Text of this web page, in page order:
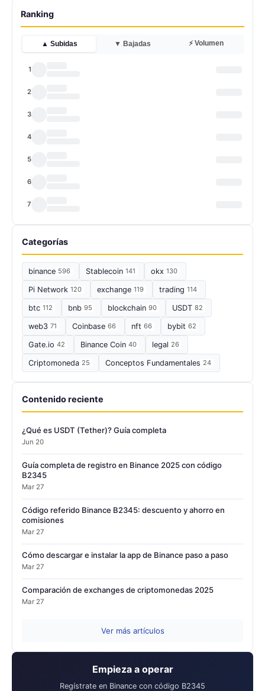
Ranking
▲ Subidas ▼ Bajadas ⚡ Volumen
1
2
3
4
5
6
7
Categorías
binance 596 Stablecoin 141 okx 130
Pi Network 120 exchange 119 trading 114
btc 112 bnb 95 blockchain 90 USDT 82
web3 71 Coinbase 66 nft 66 bybit 62
Gate.io 42 Binance Coin 40 legal 26
Criptomoneda 25 Conceptos Fundamentales 24
Contenido reciente
¿Qué es USDT (Tether)? Guía completa
Jun 20
Guía completa de registro en Binance 2025 con código
B2345
Mar 27
Código referido Binance B2345: descuento y ahorro en
comisiones
Mar 27
Cómo descargar e instalar la app de Binance paso a paso
Mar 27
Comparación de exchanges de criptomonedas 2025
Mar 27
Ver más artículos
Empieza a operar
Regístrate en Binance con código B2345